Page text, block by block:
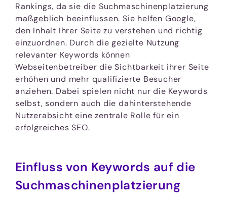
Rankings, da sie die Suchmaschinenplatzierung
maßgeblich beeinflussen. Sie helfen Google,
den Inhalt Ihrer Seite zu verstehen und richtig
einzuordnen. Durch die gezielte Nutzung
relevanter Keywords können
Webseitenbetreiber die Sichtbarkeit ihrer Seite
erhöhen und mehr qualifizierte Besucher
anziehen. Dabei spielen nicht nur die Keywords
selbst, sondern auch die dahinterstehende
Nutzerabsicht eine zentrale Rolle für ein
erfolgreiches SEO.
Einfluss von Keywords auf die
Suchmaschinenplatzierung